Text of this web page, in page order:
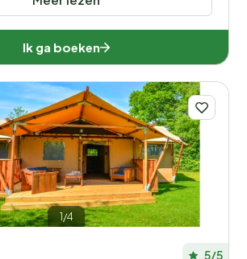
Ik ga boeken
1/4
5/5